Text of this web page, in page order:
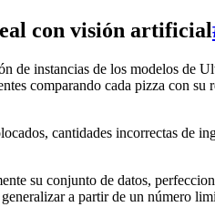
con visión artificial
de instancias de los modelos de
comparando cada pizza con
cantidades incorrectas de
su conjunto de datos,
a partir de un número